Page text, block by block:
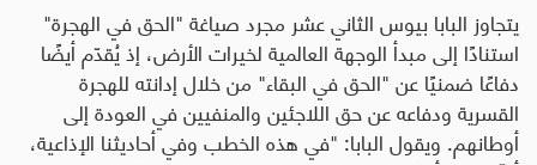
يتجاوز البابا بيوس الثاني عشر مجرد صياغة"الحق في الهجرة"
استنادًا إلى مبدأ الوجهة العالمية لخيرات الأرض، إذ يُقدّم أيضًا
دفاعًا ضمنيًا عن"الحق في البقاء" من خلال إدانته للهجرة
القسرية ودفاعه عن حق اللاجئين والمنفيين في العودة إلى
أوطانهم. ويقول البابا:
"في هذه الخطب وفي أحاديثنا الإذاعية،